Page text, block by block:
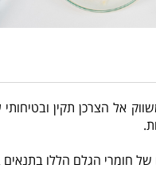
אל הצרכן תקין ובטיחותי
חומרי הגלם הללו בתנאים